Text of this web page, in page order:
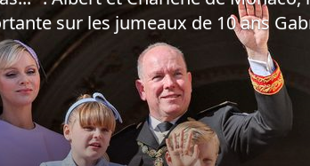
sur les jumeaux de 10 ans